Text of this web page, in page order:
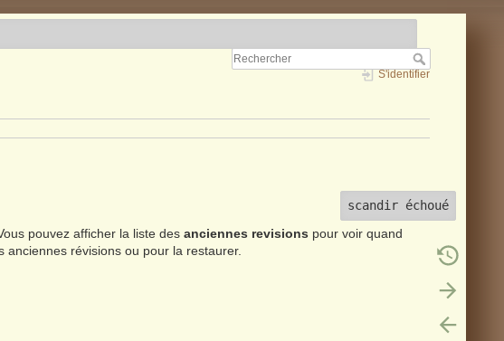
S'identifier
pouvez afficher la liste des anciennes revisions pour voir quand
révisions ou pour la restaurer.
scandir échoué